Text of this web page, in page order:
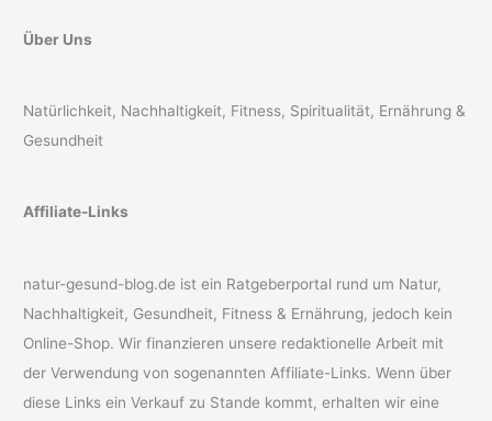
Über Uns
Natürlichkeit, Nachhaltigkeit, Fitness, Spiritualität, Ernährung &
Gesundheit
Affiliate-Links
natur-gesund-blog.de ist ein Ratgeberportal rund um Natur,
Nachhaltigkeit, Gesundheit, Fitness & Ernährung, jedoch kein
Online-Shop. Wir finanzieren unsere redaktionelle Arbeit mit
der Verwendung von sogenannten Affiliate-Links. Wenn über
diese Links ein Verkauf zu Stande kommt, erhalten wir eine